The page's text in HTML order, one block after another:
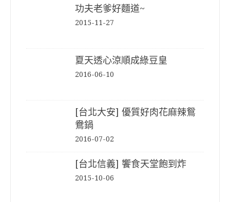
功夫老爹好麵道~
2015-11-27
夏天透心涼順成綠豆皇
2016-06-10
[台北大安] 優質好肉花麻辣鴛
鴦鍋
2016-07-02
[台北信義] 饗食天堂飽到炸
2015-10-06